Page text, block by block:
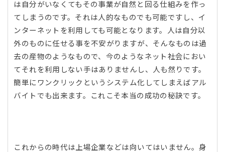
は自分がいなくてもその事業が自然と回る仕組みを作っ
てしまうのです。それは人的なものでも可能ですし、イ
ンターネットを利用しても可能となります。人は自分以
外のものに任せる事を不安がりますが、そんなものは過
去の産物のようなもので、今のようなネット社会におい
てそれを利用しない手はありませんし、人も然りです。
簡単にワンクリックというシステム化してしまえばアル
バイトでも出来ます。これこそ本当の成功の秘訣です。
これからの時代は上場企業などは向いてはいません。身